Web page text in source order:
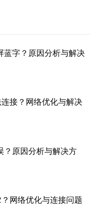
蓝字？原因分析与解决
接？网络优化与解决
？原因分析与解决方
网络优化与连接问题